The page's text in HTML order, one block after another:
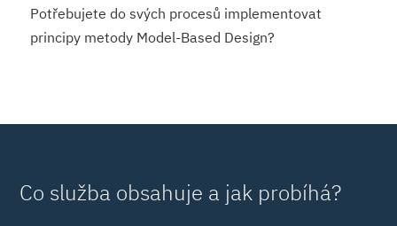
Potřebujete do svých procesů implementovat
principy metody Model-Based Design?
Co služba obsahuje a jak probíhá?